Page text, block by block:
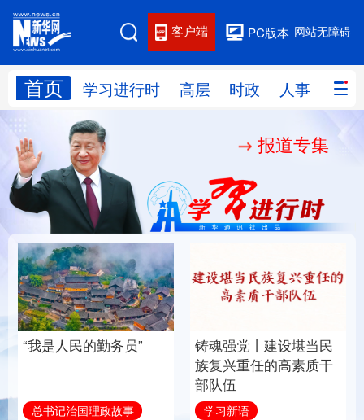
网站无障碍
PC版本
客户端
首页 学习进行时 高层 时政 人事 国际
网站地图
学习进行时 人事
国际 财经 网评
思客智库 全球连线 教育
科技 科创 量子 体育
文化 书画
访谈 视频 图片 政务
报道专集
“我是人民的勤务员”
总书记治国理政故事
铸魂强党丨建设堪当民
族复兴重任的高素质干
部队伍
学习新语